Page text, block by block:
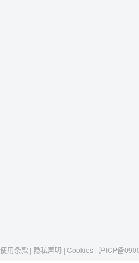
使用条款 | 隐私声明 | Cookies | 沪ICP备